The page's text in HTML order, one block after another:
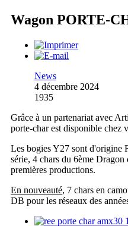
Wagon PORTE-
News
4 décembre 2024
1935
Grâce à un partenariat avec
porte-char est disponible chez
Les bogies Y27 sont d'origine
série, 4 chars du 6ème
premières productions.
En nouveauté, 7 chars en
DB pour les réseaux des